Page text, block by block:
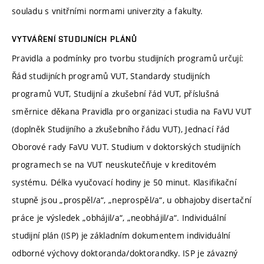
souladu s vnitřními normami univerzity a fakulty.
VYTVÁŘENÍ STUDIJNÍCH PLÁNŮ
Pravidla a podmínky pro tvorbu studijních programů určují:
Řád studijních programů VUT, Standardy studijních
programů VUT, Studijní a zkušební řád VUT, příslušná
směrnice děkana Pravidla pro organizaci studia na FaVU VUT
(doplněk Studijního a zkušebního řádu VUT), Jednací řád
Oborové rady FaVU VUT. Studium v doktorských studijních
programech se na VUT neuskutečňuje v kreditovém
systému. Délka vyučovací hodiny je 50 minut. Klasifikační
stupně jsou „prospěl/a“, „neprospěl/a“, u obhajoby disertační
práce je výsledek „obhájil/a“, „neobhájil/a“. Individuální
studijní plán (ISP) je základním dokumentem individuální
odborné výchovy doktoranda/doktorandky. ISP je závazný